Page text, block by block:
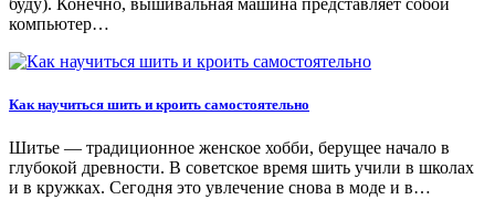
буду). Конечно, вышивальная машина представляет собой
компьютер…
Как научиться шить и кроить самостоятельно
Шитье — традиционное женское хобби, берущее начало в
глубокой древности. В советское время шить учили в школах
и в кружках. Сегодня это увлечение снова в моде и в…